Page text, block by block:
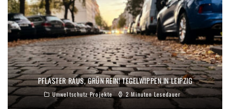
PFLASTER RAUS, GRÜN REIN! TEGELWIPPEN IN LEIPZIG
Umweltschutz Projekte 2 Minuten Lesedauer